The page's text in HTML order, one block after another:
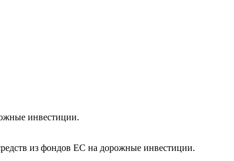
инвестиции.
из фондов ЕС на дорожные инвестиции.